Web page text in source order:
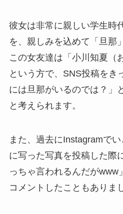
彼女は非常に親しい学生時
を、親しみを込めて「旦那
この女友達は「小川知夏（
という方で、SNS投稿をき
には旦那がいるのでは？」
と考えられます。
また、過去にInstagramで
に写った写真を投稿した際
っちゃ言われるんだがwww
コメントしたこともありま